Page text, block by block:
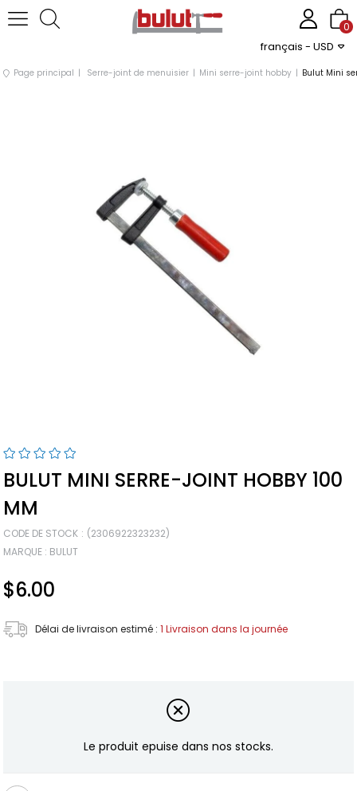
français - USD
0
Page principal Serre-joint de menuisier Mini serre-joint hobby Bulut Mini
BULUT MINI SERRE-JOINT HOBBY 100
MM
CODE DE STOCK
(2306922323232)
MARQUE : BULUT
$6.00
Délai de livraison estimé : 1 Livraison dans la journée
Le produit epuise dans nos stocks.